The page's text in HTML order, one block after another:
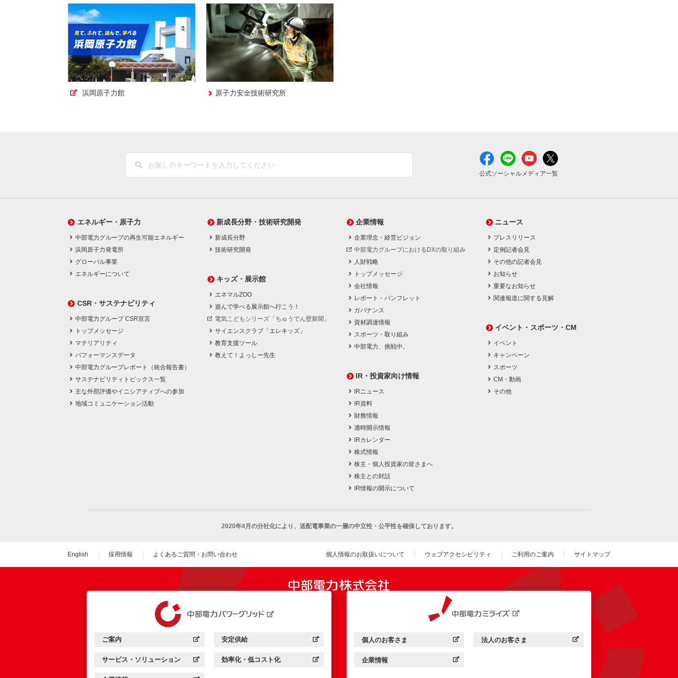
浜岡原子力館 原子力安全技術研究所
公式ソーシャルメディア一覧
エネルギー・原子力
中部電力グループの再生可能エネルギー
浜岡原子力発電所
グローバル事業
エネルギーについて
CSR・サステナビリティ
中部電力グループ CSR宣言
トップメッセージ
マテリアリティ
パフォーマンスデータ
中部電力グループレポート（統合報告書）
サステナビリティトピックス一覧
主な外部評価やイニシアティブへの参加
地域コミュニケーション活動
新成長分野・技術研究開発
新成長分野
技術研究開発
キッズ・展示館
エネマルZOO
遊んで学べる展示館へ行こう！
電気こどもシリーズ「ちゅうでん壁新聞」
サイエンスクラブ「エレキッズ」
教育支援ツール
教えて！よっしー先生
企業情報
企業理念・経営ビジョン
中部電力グループにおけるDXの取り組み
人財戦略
トップメッセージ
会社情報
レポート・パンフレット
ガバナンス
資材調達情報
スポーツ・取り組み
中部電力、挑戦中。
IR・投資家向け情報
IRニュース
IR資料
財務情報
適時開示情報
IRカレンダー
株式情報
株主・個人投資家の皆さまへ
株主との対話
IR情報の開示について
ニュース
プレスリリース
定例記者会見
その他の記者会見
お知らせ
重要なお知らせ
関連報道に関する見解
イベント・スポーツ・CM
イベント
キャンペーン
スポーツ
CM・動画
その他
2020年4月の分社化により、 送配電事業の一層の中立性・公平性を確保しております。
English 採用情報 よくあるご質問・お問い合わせ 個人情報のお取扱いについて ウェブアクセシビリティ ご利用のご案内 サイトマップ
中部電力パワーグリッド：
ご案内
（新しいウィンドウを開きます） 中部電力パワーグリッド：
安定供給
（新しいウィンドウを開きます）
中部電力パワーグリッド：
サービス・ソリューション
（新しいウィンドウを開きます） 中部電力パワーグリッド：
効率化・低コスト化
（新しいウィンドウを開きます）
中部電力ミライズ：
個人のお客さま
（新しいウィンドウを開きます） 中部電力ミライズ：
法人のお客さま
（新しいウィンドウを開きます）
中部電力ミライズ：
企業情報
（新しいウィンドウを開きます）